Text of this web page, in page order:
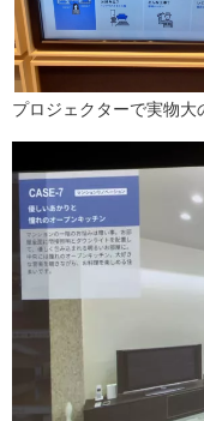
プロジェクターで実物大